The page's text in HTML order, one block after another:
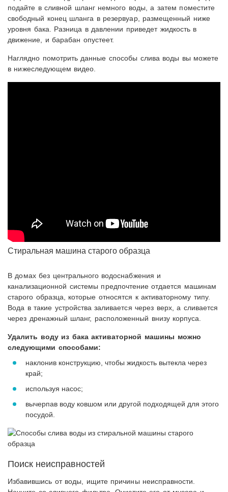
подайте в сливной шланг немного воды, а затем поместите
свободный конец шланга в резервуар, размещенный ниже
уровня бака. Разница в давлении приведет жидкость в
движение, и барабан опустеет.
Наглядно помотрить данные способы слива воды вы можете
в нижеследующем видео.
Стиральная машина старого образца
В домах без центрального водоснабжения и
канализационной системы предпочтение отдается машинам
старого образца, которые относятся к активаторному типу.
Вода в такие устройства заливается через верх, а сливается
через дренажный шланг, расположенный внизу корпуса.
Удалить воду из бака активаторной машины можно
следующими способами:
наклонив конструкцию, чтобы жидкость вытекла через
край;
используя насос;
вычерпав воду ковшом или другой подходящей для этого
посудой.
Поиск неисправностей
Избавившись от воды, ищите причины неисправности.